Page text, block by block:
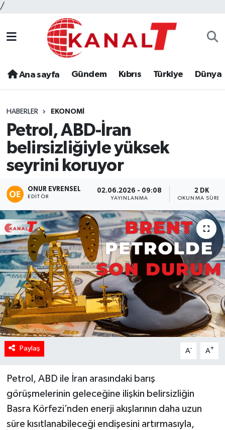
/
Ana sayfa Gündem Kıbrıs Türkiye Dünya
HABERLER EKONOMI
Petrol, ABD-İran
belirsizliğiyle yüksek
seyrini koruyor
ONUR EVRENSEL
EDITÖR
02.06.2026 - 09:08
YAYINLANMA
2 DK
OKUNMA
Paylaş A- A+
Petrol, ABD ile İran arasındaki barış
görüşmelerinin geleceğine ilişkin belirsizliğin
Basra Körfezi’nden enerji akışlarının daha uzun
süre kısıtlanabileceği endişesini artırmasıyla,